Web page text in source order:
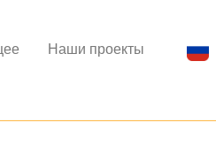
Наши проекты